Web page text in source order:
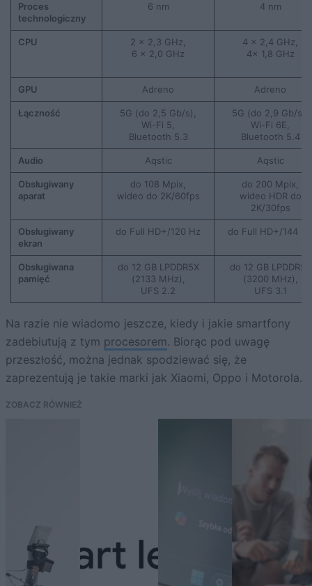
Proces
technologiczny
6 nm 4 nm
CPU
2 x 2,3 GHz,
6 x 2,0 GHz
4 x 2,4 GHz,
4x 1,8 GHz
GPU Adreno Adreno
Łączność
5G (do 2,5 Gb/s),
Wi-Fi 5,
Bluetooth 5.3
5G (do 2,9 Gb/s),
Wi-Fi 6E,
Bluetooth 5.4
Audio Aqstic Aqstic
Obsługiwany
aparat
do 108 Mpix,
wideo do 2K/60fps
do 200 Mpix,
wideo HDR do
2K/30fps
Obsługiwany
ekran
do Full HD+/120 Hz do Full HD+/144 Hz
Obsługiwana
pamięć
do 12 GB LPDDR5X
(2133 MHz),
UFS 2.2
do 12 GB LPDDR5X
(3200 MHz),
UFS 3.1
Na razie nie wiadomo jeszcze, kiedy i jakie smartfony
zadebiutują z tym procesorem. Biorąc pod uwagę
przeszłość, można jednak spodziewać się, że
zaprezentują je takie marki jak Xiaomi, Oppo i Motorola.
ZOBACZ RÓWNIEŻ